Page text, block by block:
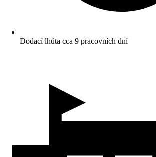
Dodací lhůta cca 9 pracovních dní